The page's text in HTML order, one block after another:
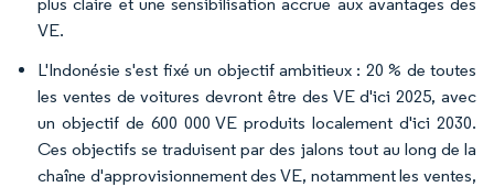
VE.
L'Indonésie s'est fixé un objectif ambitieux : 20 % de toutes
les ventes de voitures devront être des VE d'ici 2025, avec
un objectif de 600 000 VE produits localement d'ici 2030.
Ces objectifs se traduisent par des jalons tout au long de la
chaîne d'approvisionnement des VE, notamment les ventes,